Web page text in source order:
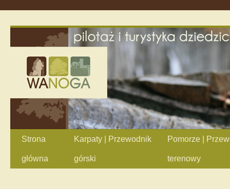
Strona
główna
Karpaty | Przewodnik
górski
Pomorze |
terenowy